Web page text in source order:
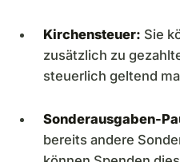
Kirchensteuer: Sie
zusätzlich zu
steuerlich geltend
Sonderausgaben-
bereits andere